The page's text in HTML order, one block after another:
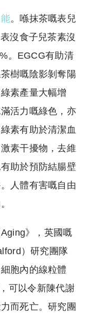
。喺抹茶嘅表兒
沒食子兒茶素沒
。EGCG有助清
樹嘅陰影剝奪陽
素產量大幅增
活力嘅綠色，亦
素有助於清潔血
素干擾物，去維
助於預防結腸壁
人體有害嘅自由
》，英國嘅
）研究團隊
胞內的線粒體
可以令新陳代謝
而死亡。研究團